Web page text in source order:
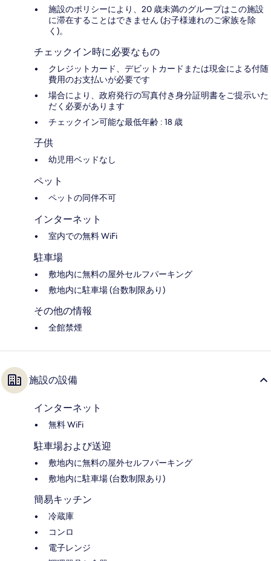
施設のポリシーにより、20 歳未満のグループはこの施設
に滞在することはできません (お子様連れのご家族を除
く)。
チェックイン時に必要なもの
クレジットカード、デビットカードまたは現金による付随
費用のお支払いが必要です
場合により、政府発行の写真付き身分証明書をご提示いた
だく必要があります
チェックイン可能な最低年齢 : 18 歳
子供
幼児用ベッドなし
ペット
ペットの同伴不可
インターネット
室内での無料 WiFi
駐車場
敷地内に無料の屋外セルフパーキング
敷地内に駐車場 (台数制限あり)
その他の情報
全館禁煙
施設の設備
インターネット
無料 WiFi
駐車場および送迎
敷地内に無料の屋外セルフパーキング
敷地内に駐車場 (台数制限あり)
簡易キッチン
冷蔵庫
コンロ
電子レンジ